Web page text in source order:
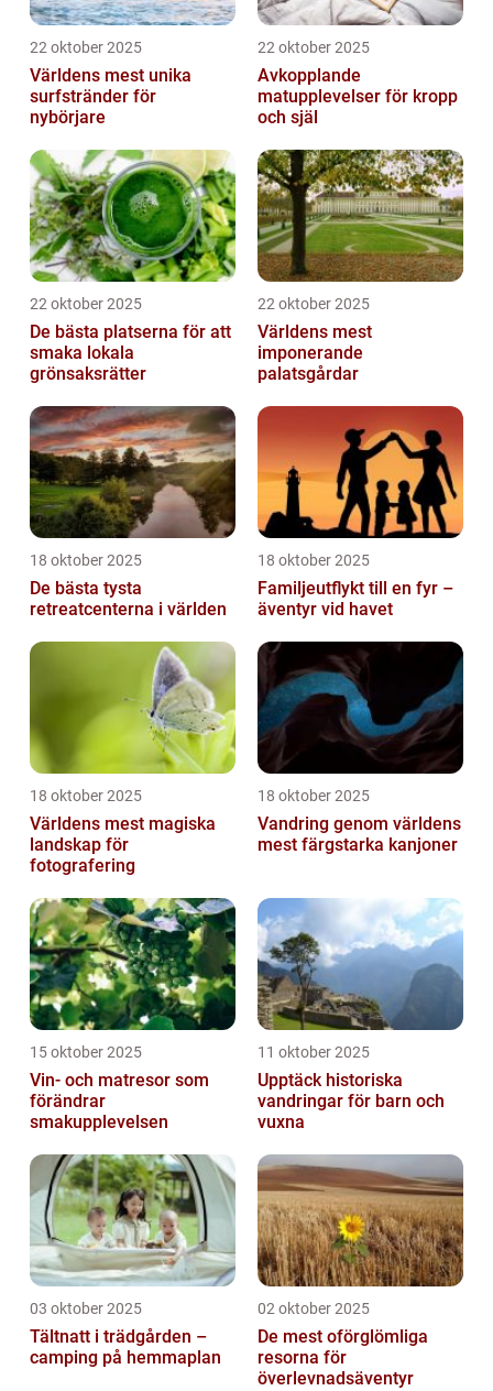
22 oktober 2025
Världens mest unika
surfstränder för
nybörjare
22 oktober 2025
Avkopplande
matupplevelser för kropp
och själ
22 oktober 2025
De bästa platserna för att
smaka lokala
grönsaksrätter
22 oktober 2025
Världens mest
imponerande
palatsgårdar
18 oktober 2025
De bästa tysta
retreatcenterna i världen
18 oktober 2025
Familjeutflykt till en fyr –
äventyr vid havet
18 oktober 2025
Världens mest magiska
landskap för
fotografering
18 oktober 2025
Vandring genom världens
mest färgstarka kanjoner
15 oktober 2025
Vin- och matresor som
förändrar
smakupplevelsen
11 oktober 2025
Upptäck historiska
vandringar för barn och
vuxna
03 oktober 2025
Tältnatt i trädgården –
camping på hemmaplan
02 oktober 2025
De mest oförglömliga
resorna för
överlevnadsäventyr